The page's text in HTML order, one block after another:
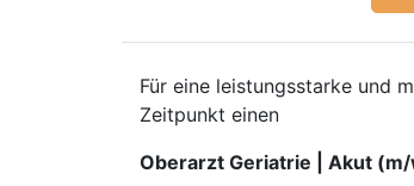
Für eine leistungsstarke und
Zeitpunkt einen
Oberarzt Geriatrie | Akut